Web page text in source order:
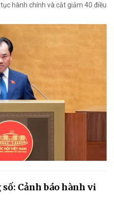
hành chính và cắt giảm 40 điều
Cảnh báo hành vi